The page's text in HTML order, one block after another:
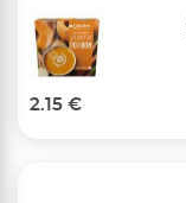
2.15 €